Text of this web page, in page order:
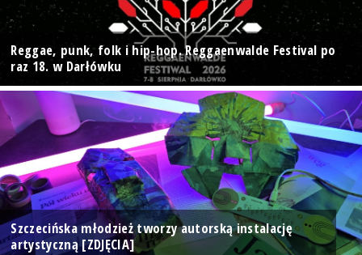
Reggae, punk, folk i hip-hop. Reggaenwalde Festival po
raz 18. w Darłówku
Szczecińska młodzież tworzy autorską instalację
artystyczną [ZDJĘCIA]